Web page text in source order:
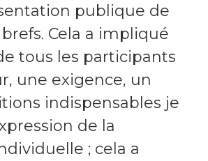
publique de
Cela a impliqué
tous les participants
une exigence, un
indispensables je
de la
; cela a